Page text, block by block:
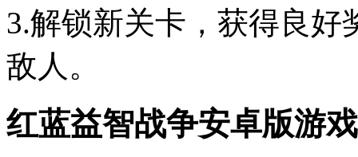
3.解锁新关卡，获得良
敌人。
红蓝益智战争安卓版游